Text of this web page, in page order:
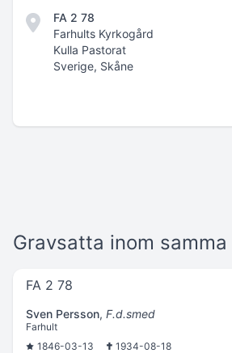
FA 2 78
Farhults Kyrkogård
Kulla Pastorat
Sverige, Skåne
Gravsatta inom
FA 2 78
Sven Persson, F.d.smed
Farhult
1846-03-13
1934-08-18